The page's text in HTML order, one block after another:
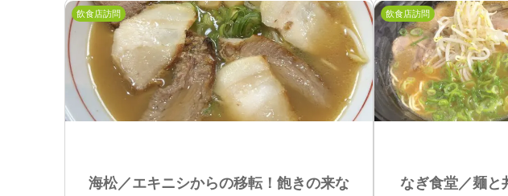
飲食店訪問
海松／エキニシからの移転！飽きの来な
飲食店訪問
なぎ食堂／麺と